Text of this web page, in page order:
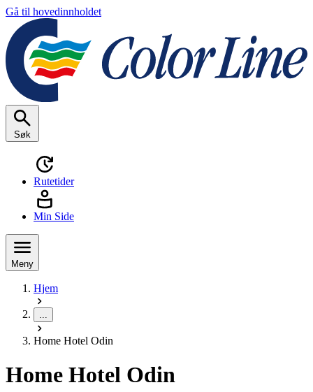
Gå til hovedinnholdet
Søk
Rutetider
Min Side
Meny
Hjem
Home Hotel Odin
Home Hotel Odin